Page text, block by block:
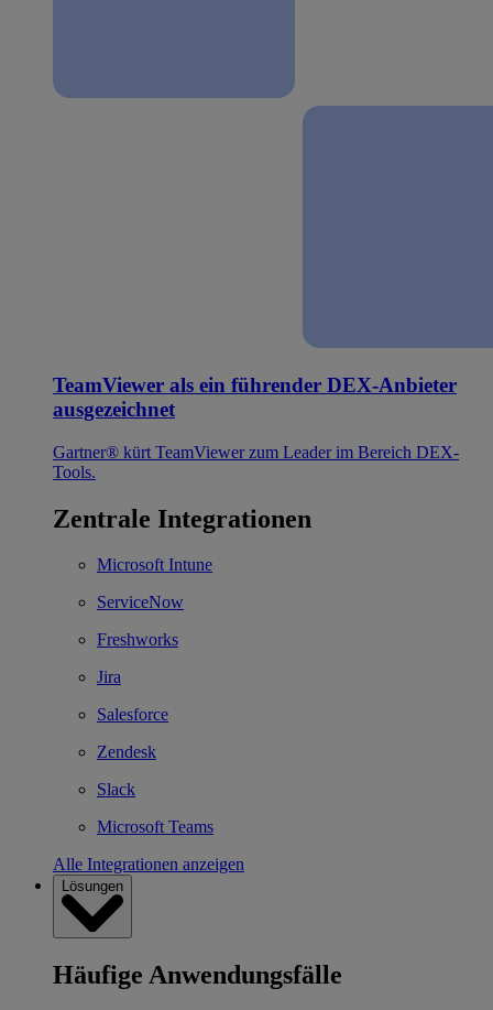
TeamViewer als ein führender DEX-Anbieter
ausgezeichnet
Gartner® kürt TeamViewer zum Leader im Bereich DEX-
Tools.
Zentrale Integrationen
Microsoft Intune
ServiceNow
Freshworks
Jira
Salesforce
Zendesk
Slack
Microsoft Teams
Alle Integrationen anzeigen
Lösungen
Häufige Anwendungsfälle